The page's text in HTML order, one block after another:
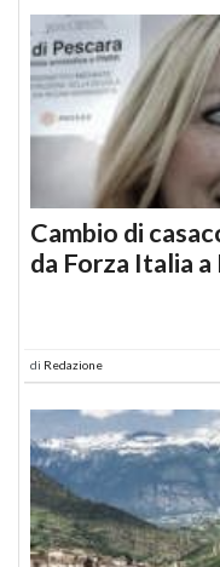
Cambio di
da Forza Italia
di Redazione